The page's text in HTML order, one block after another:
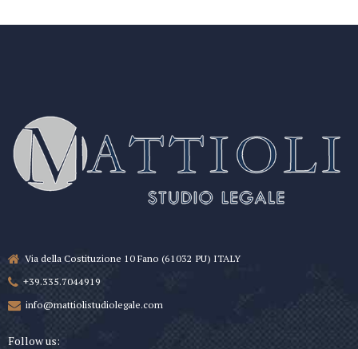
Via della Costituzione 10 Fano (61032 PU) ITALY
+39.335.7044919
info@mattiolistudiolegale.com
Follow us: